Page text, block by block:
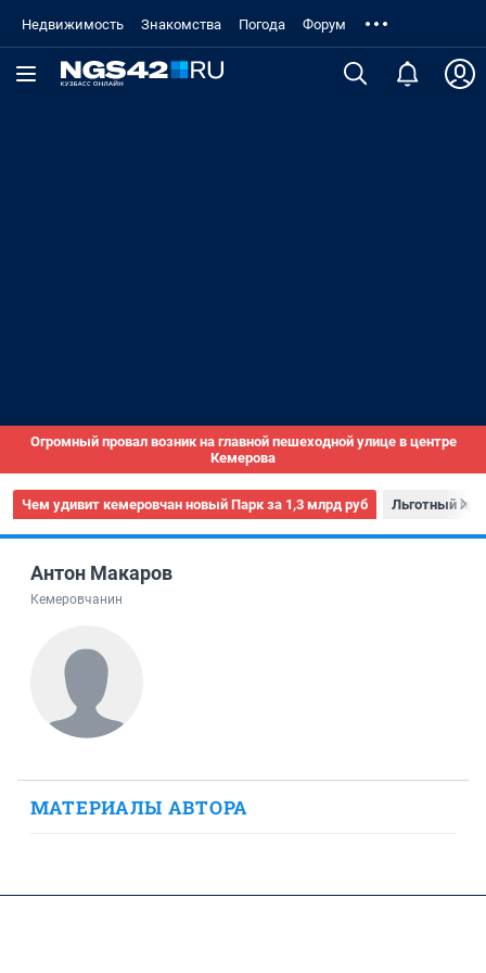
Недвижимость Знакомства Погода Форум
Огромный провал возник на главной пешеходной улице в центре
Кемерова
Чем удивит кемеровчан новый Парк за 1,3 млрд руб Льготный
Антон Макаров
Кемеровчанин
МАТЕРИАЛЫ АВТОРА